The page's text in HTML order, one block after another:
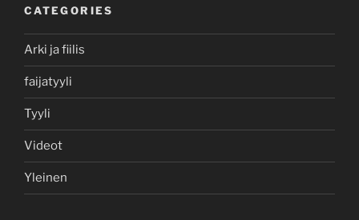
CATEGORIES
Arki ja fiilis
faijatyyli
Tyyli
Videot
Yleinen